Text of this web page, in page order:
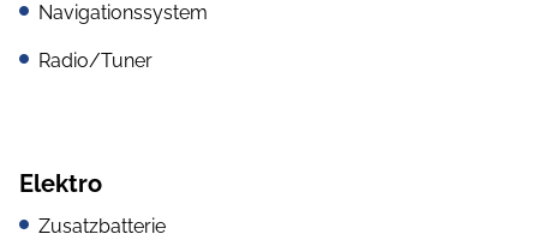
Navigationssystem
Radio/Tuner
Elektro
Zusatzbatterie